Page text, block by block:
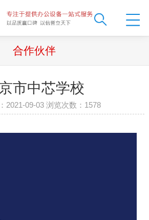
合作伙伴
市中芯学校
2021-09-03 浏览次数： 1578